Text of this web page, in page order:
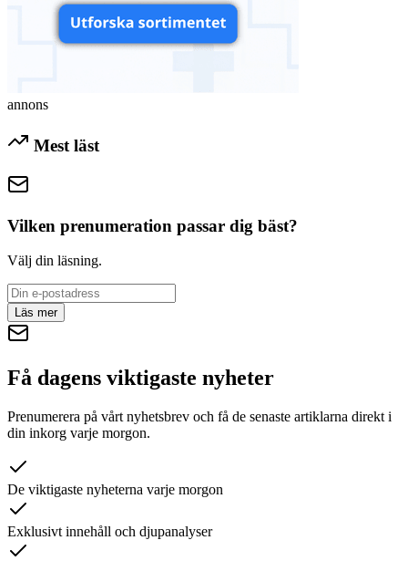
annons
Mest läst
Vilken prenumeration passar dig bäst?
Välj din läsning.
Läs mer
Få dagens viktigaste nyheter
Prenumerera på vårt nyhetsbrev och få de senaste artiklarna direkt i
din inkorg varje morgon.
De viktigaste nyheterna varje morgon
Exklusivt innehåll och djupanalyser